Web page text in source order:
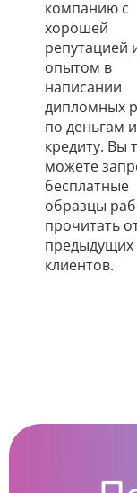
компанию с
хорошей
репутацией
опытом в
написании
дипломных
по деньгам и
кредиту. Вы
можете
бесплатные
образцы
прочитать
предыдущих
клиентов.